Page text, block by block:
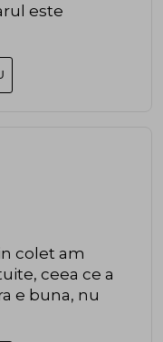
este
colet am
ceea ce a
e buna, nu